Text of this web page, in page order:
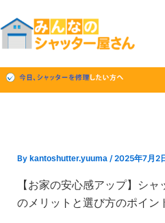
容
キ
By kantoshutter.yuuma /2025年7月2
【お家の安心感アップ】シ
のメリットと選び方のポイン